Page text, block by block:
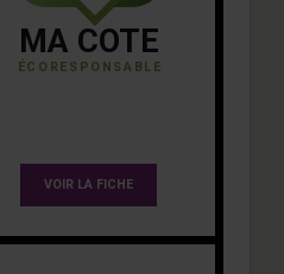
MA COTE
ÉCORESPONSABLE
VOIR LA FICHE